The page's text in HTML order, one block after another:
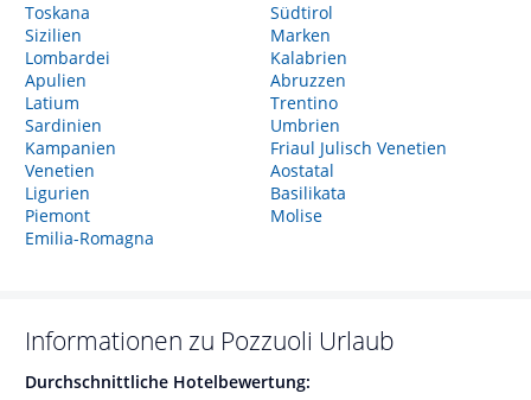
Toskana
Sizilien
Lombardei
Apulien
Latium
Sardinien
Kampanien
Venetien
Ligurien
Piemont
Emilia-Romagna
Südtirol
Marken
Kalabrien
Abruzzen
Trentino
Umbrien
Friaul Julisch Venetien
Aostatal
Basilikata
Molise
Informationen zu Pozzuoli Urlaub
Durchschnittliche Hotelbewertung: